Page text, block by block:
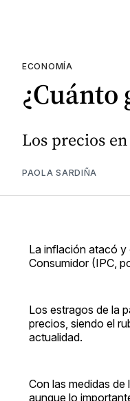
ECONOMÍA
Los precios
PAOLA SARDIÑA
La inflación atacó y
Consumidor (IPC,
Los estragos de la
precios, siendo el
actualidad.
Con las medidas
aunque lo